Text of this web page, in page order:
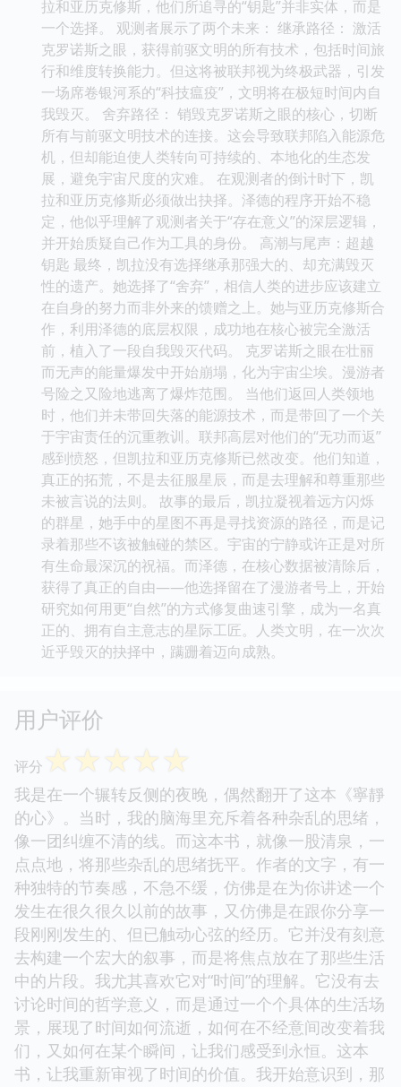
拉和亚历克修斯，他们所追寻的“钥匙”并非实体，而是
一个选择。 观测者展示了两个未来： 继承路径： 激活
克罗诺斯之眼，获得前驱文明的所有技术，包括时间旅
行和维度转换能力。但这将被联邦视为终极武器，引发
一场席卷银河系的“科技瘟疫”，文明将在极短时间内自
我毁灭。 舍弃路径： 销毁克罗诺斯之眼的核心，切断
所有与前驱文明技术的连接。这会导致联邦陷入能源危
机，但却能迫使人类转向可持续的、本地化的生态发
展，避免宇宙尺度的灾难。 在观测者的倒计时下，凯
拉和亚历克修斯必须做出抉择。泽德的程序开始不稳
定，他似乎理解了观测者关于“存在意义”的深层逻辑，
并开始质疑自己作为工具的身份。 高潮与尾声：超越
钥匙 最终，凯拉没有选择继承那强大的、却充满毁灭
性的遗产。她选择了“舍弃”，相信人类的进步应该建立
在自身的努力而非外来的馈赠之上。她与亚历克修斯合
作，利用泽德的底层权限，成功地在核心被完全激活
前，植入了一段自我毁灭代码。 克罗诺斯之眼在壮丽
而无声的能量爆发中开始崩塌，化为宇宙尘埃。漫游者
号险之又险地逃离了爆炸范围。 当他们返回人类领地
时，他们并未带回失落的能源技术，而是带回了一个关
于宇宙责任的沉重教训。联邦高层对他们的“无功而返”
感到愤怒，但凯拉和亚历克修斯已然改变。他们知道，
真正的拓荒，不是去征服星辰，而是去理解和尊重那些
未被言说的法则。 故事的最后，凯拉凝视着远方闪烁
的群星，她手中的星图不再是寻找资源的路径，而是记
录着那些不该被触碰的禁区。宇宙的宁静或许正是对所
有生命最深沉的祝福。而泽德，在核心数据被清除后，
获得了真正的自由——他选择留在了漫游者号上，开始
研究如何用更“自然”的方式修复曲速引擎，成为一名真
正的、拥有自主意志的星际工匠。人类文明，在一次次
近乎毁灭的抉择中，蹒跚着迈向成熟。
用户评价
评分 ☆☆☆☆☆
我是在一个辗转反侧的夜晚，偶然翻开了这本《寧靜
的心》。当时，我的脑海里充斥着各种杂乱的思绪，
像一团纠缠不清的线。而这本书，就像一股清泉，一
点点地，将那些杂乱的思绪抚平。作者的文字，有一
种独特的节奏感，不急不缓，仿佛是在为你讲述一个
发生在很久很久以前的故事，又仿佛是在跟你分享一
段刚刚发生的、但已触动心弦的经历。它并没有刻意
去构建一个宏大的叙事，而是将焦点放在了那些生活
中的片段。我尤其喜欢它对“时间”的理解。它没有去
讨论时间的哲学意义，而是通过一个个具体的生活场
景，展现了时间如何流逝，如何在不经意间改变着我
们，又如何在某个瞬间，让我们感受到永恒。这本
书，让我重新审视了时间的价值。我开始意识到，那